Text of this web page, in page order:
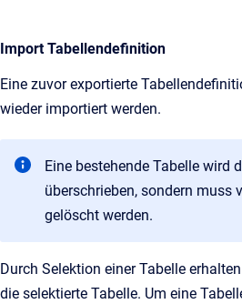
Import Tabellendefinition
Eine zuvor exportierte
wieder importiert werden.
Eine bestehende Tabelle wird
überschrieben, sondern muss
gelöscht werden.
Durch Selektion einer Tabelle
die selektierte Tabelle. Um eine